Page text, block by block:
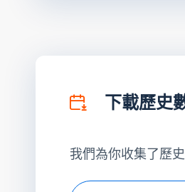
下載歷史
我們為你收集了歷